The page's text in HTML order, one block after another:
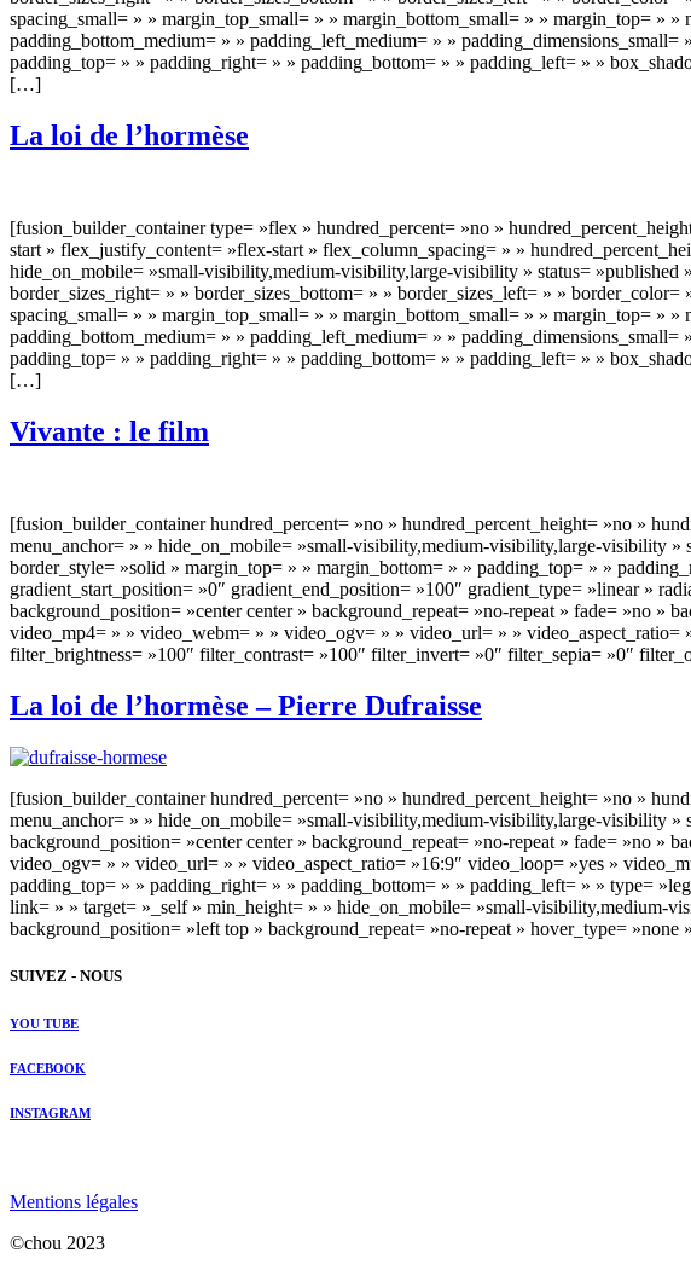
spacing_small= » » margin_top_small= » » margin_bottom_small= » » margin_top= »
padding_bottom_medium= » » padding_left_medium= » »
padding_top= » » padding_right= » » padding_bottom= » » padding_left= » »
[…]
La loi de l’hormèse
[fusion_builder_container type= »flex » hundred_percent= »no »
start » flex_justify_content= »flex-start » flex_column_spacing= » »
hide_on_mobile= »small-visibility,medium-visibility,large-visibility » status=
border_sizes_right= » » border_sizes_bottom= » » border_sizes_left= » »
spacing_small= » » margin_top_small= » » margin_bottom_small= » » margin_top= »
padding_bottom_medium= » » padding_left_medium= » »
padding_top= » » padding_right= » » padding_bottom= » » padding_left= » »
[…]
Vivante : le film
[fusion_builder_container hundred_percent= »no » hundred_percent_height= »no »
menu_anchor= » » hide_on_mobile= »small-visibility,medium-visibility,large-visibility
border_style= »solid » margin_top= » » margin_bottom= » » padding_top= » »
gradient_start_position= »0″ gradient_end_position= »100″ gradient_type= »linear »
background_position= »center center » background_repeat= »no-repeat » fade= »no »
video_mp4= » » video_webm= » » video_ogv= » » video_url= » »
filter_brightness= »100″ filter_contrast= »100″ filter_invert= »0″ filter_sepia= »0″
La loi de l’hormèse – Pierre Dufraisse
[fusion_builder_container hundred_percent= »no » hundred_percent_height= »no »
menu_anchor= » » hide_on_mobile= »small-visibility,medium-visibility,large-visibility
background_position= »center center » background_repeat= »no-repeat » fade= »no »
video_ogv= » » video_url= » » video_aspect_ratio= »16:9″ video_loop= »yes »
padding_top= » » padding_right= » » padding_bottom= » » padding_left= » » type=
link= » » target= »_self » min_height= » » hide_on_mobile= »small-visibility,medium-
background_position= »left top » background_repeat= »no-repeat » hover_type=
SUIVEZ - NOUS
YOU TUBE
FACEBOOK
INSTAGRAM
Mentions légales
©chou 2023